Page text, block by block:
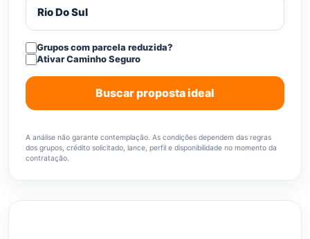
Grupos com parcela reduzida?
Ativar Caminho Seguro
Buscar proposta ideal
A análise não garante contemplação. As condições dependem das regras
dos grupos, crédito solicitado, lance, perfil e disponibilidade no momento da
contratação.